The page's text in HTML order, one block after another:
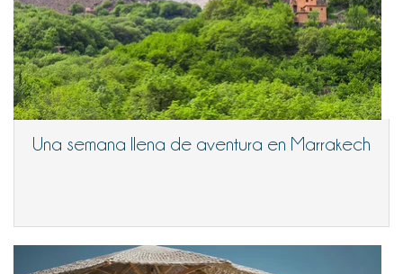
Una semana llena de aventura en Marrakech